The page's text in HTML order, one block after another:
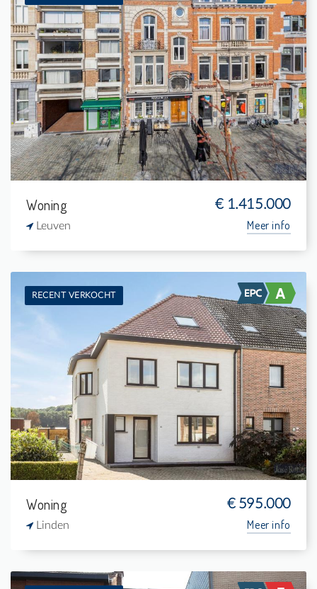
Te koop: Herenhuis
3
165 m²
2
360 m²
Woning € 1.415.000
Leuven Meer info
RECENT VERKOCHT
Te koop: Woning
575 m²
Woning € 595.000
Linden Meer info